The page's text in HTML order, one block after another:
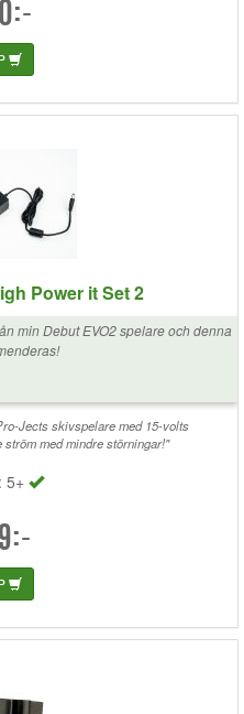
Power it Set 2
min Debut EVO2 spelare och denna
Jects skivspelare med 15-volts
med mindre störningar!"
5+